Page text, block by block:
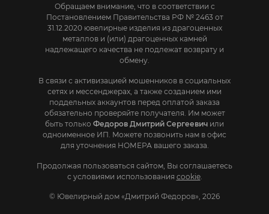
Обращаем внимание, что в соответствии с
Постановлением Правительства РФ № 2463 от
31.12.2020 ювелирные изделия из драгоценных
металлов и (или) драгоценных камней
надлежащего качества не подлежат возврату и
обмену.
В связи с активизацией мошенников в социальных
сетях и мессенджерах, а также созданием ими
поддельных аккаунтов перед оплатой заказа
обязательно проверяйте получателя. Им может
быть только Федоров Дмитрий Сергеевич или
одноименное ИП. Mожете позвонить нам в офис
для уточнения НОМЕРА вашего заказа.
Продолжая пользоваться сайтом, Вы соглашаетесь
с условиями использования cookie.
© Ювелирный дом «Дмитрий Федоров», 2026